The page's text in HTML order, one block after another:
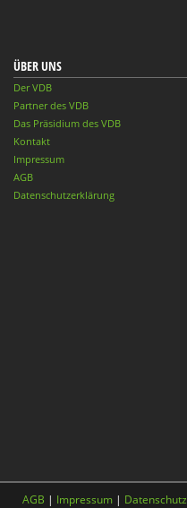
ÜBER UNS
Der VDB
Partner des VDB
Das Präsidium des VDB
Kontakt
Impressum
AGB
Datenschutzerklärung
AGB | Impressum | Datenschutz